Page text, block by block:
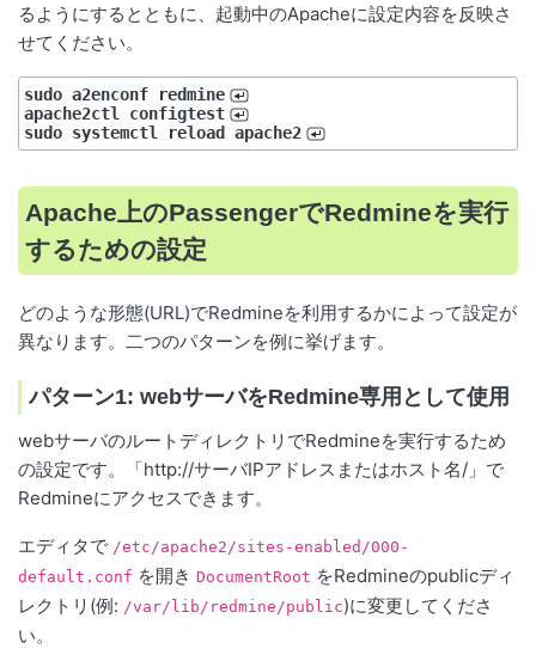
るようにするとともに、起動中のApacheに設定内容を反映さ
せてください。
sudo a2enconf redmine
apache2ctl configtest
sudo systemctl reload apache2
Apache上のPassengerでRedmineを実行
するための設定
どのような形態(URL)でRedmineを利用するかによって設定が
異なります。二つのパターンを例に挙げます。
パターン1: webサーバをRedmine専用として使用
webサーバのルートディレクトリでRedmineを実行するため
の設定です。「http://サーバIPアドレスまたはホスト名/」で
Redmineにアクセスできます。
エディタで /etc/apache2/sites-enabled/000-
default.conf を開き DocumentRoot をRedmineのpublicディ
レクトリ(例: /var/lib/redmine/public)に変更してくださ
い。